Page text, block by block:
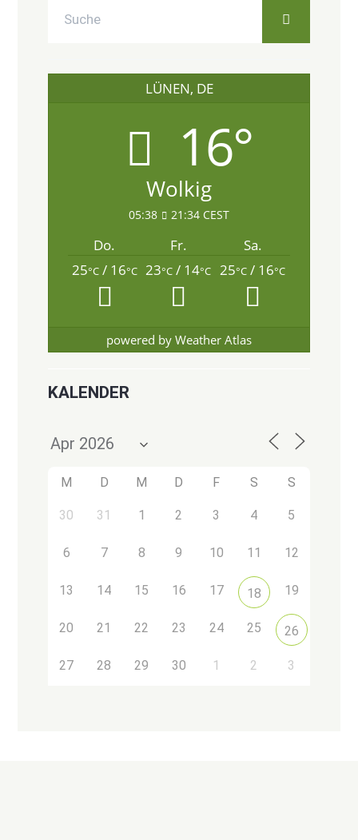
LÜNEN, DE
16°
Wolkig
05:38 21:34 CEST
Do. Fr.
Sa.
25°C/ 16°C 23°C / 14°C 25°C / 16°C
powered by Weather Atlas
KALENDER
M D M D F S S
30 31 1 2 3 4 5
6 7 8 9 10 11 12
13 14 15 16 17 18 19
20 21 22 23 24 25 26
27 28 29 30 1 2 3